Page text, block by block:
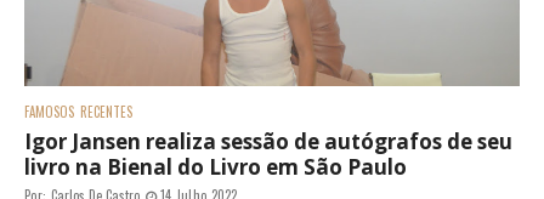
FAMOSOS RECENTES
Igor Jansen realiza sessão de autógrafos de seu
livro na Bienal do Livro em São Paulo
Por: Carlos De Castro 14 Julho 2022